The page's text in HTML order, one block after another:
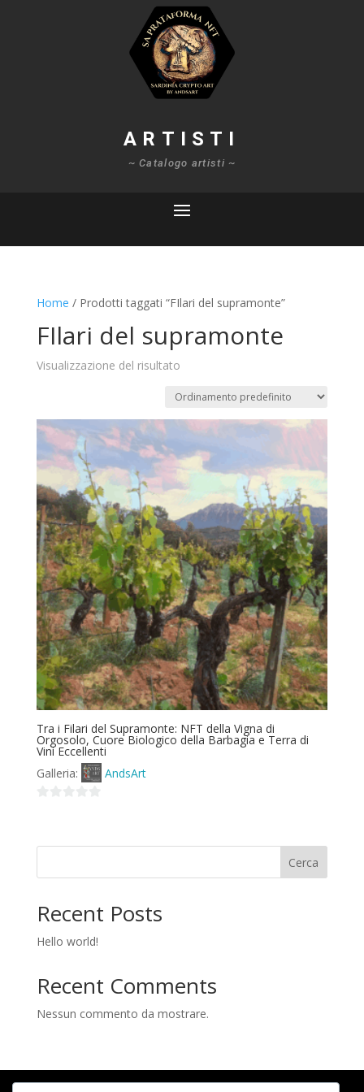
ARTISTI
~ Catalogo artisti ~
Home / Prodotti taggati “FIlari del supramonte”
FIlari del supramonte
Visualizzazione del risultato
Tra i Filari del Supramonte: NFT della Vigna di
Orgosolo, Cuore Biologico della Barbagia e Terra di
Vini Eccellenti
Galleria:
AndsArt
5
Cerca
Recent Posts
Hello world!
Recent Comments
Nessun commento da mostrare.